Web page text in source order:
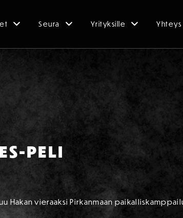
Seura Yrityksille Yhteys
PELI
Hakan vieraaksi Pirkanmaan